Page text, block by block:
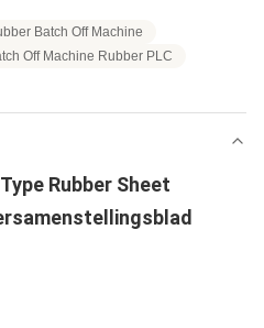
Batch Off Machine
Off Machine Rubber PLC
Rubber Sheet